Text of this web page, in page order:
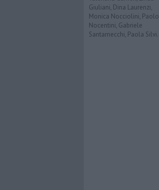
Giuliani, Dina Laurenzi,
Monica Nocciolini, Paolo
Nocentini, Gabriele
Santarnecchi, Paola Silvi.